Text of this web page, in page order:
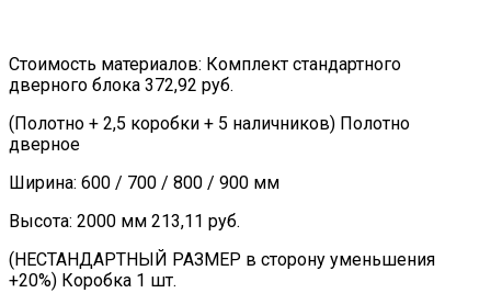
Стоимость материалов: Комплект стандартного
дверного блока 372,92 руб.
(Полотно + 2,5 коробки + 5 наличников) Полотно
дверное
Ширина: 600 / 700 / 800 / 900 мм
Высота: 2000 мм 213,11 руб.
(НЕСТАНДАРТНЫЙ РАЗМЕР в сторону уменьшения
+20%) Коробка 1 шт.